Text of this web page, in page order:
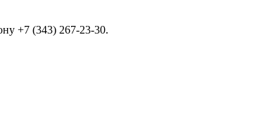
+7 (343) 267-23-30.